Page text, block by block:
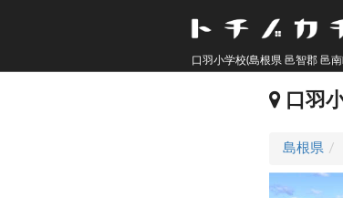
口羽小学校(島根県 邑智郡 邑
口羽
島根県